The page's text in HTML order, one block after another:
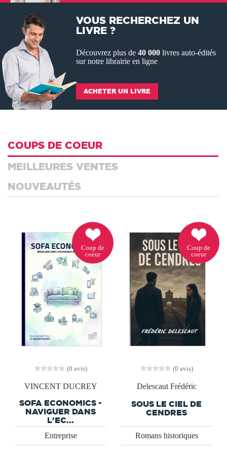
VOUS RECHERCHEZ UN
LIVRE ?
Découvrez plus de 40 000 livres auto-édités
sur notre librairie en ligne
ACHETER UN LIVRE
COUPS DE COEUR
MEILLEURES VENTES
NOUVEAUTÉS
Coup de
coeur
(0 avis)
VINCENT DUCREY
SOFA ECONOMICS -
NAVIGUER DANS
L'EC...
Entreprise
Coup de
coeur
(0 avis)
Delescaut Frédéric
SOUS LE CIEL DE
CENDRES
Romans historiques